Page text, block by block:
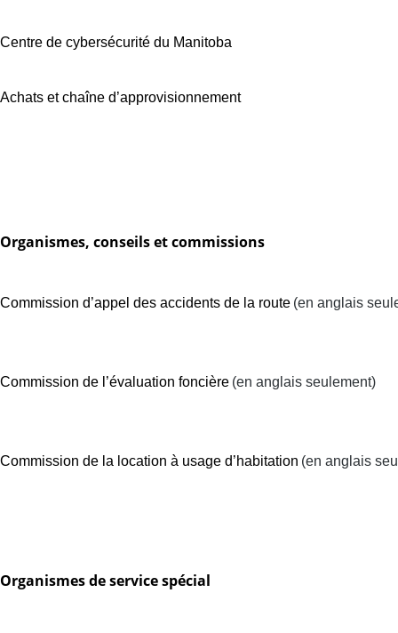
Centre de cybersécurité du Manitoba
Achats et chaîne d’approvisionnement
Organismes, conseils et commissions
Commission d’appel des accidents de la route (en anglais
Commission de l’évaluation foncière (en anglais seulement)
Commission de la location à usage d’habitation (en anglais
Organismes de service spécial